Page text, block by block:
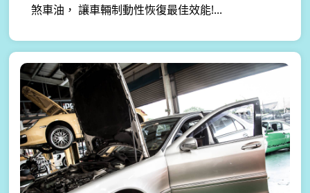
煞車油， 讓車輛制動性恢復最佳效能!...